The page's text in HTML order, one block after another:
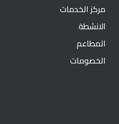
مركز الخدمات
الانشطة
المطاعم
الخصومات